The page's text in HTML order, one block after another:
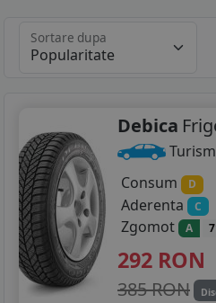
Sortare dupa
Debica
Consum
D
Aderenta C
Zgomot A
292 RON
385 RON